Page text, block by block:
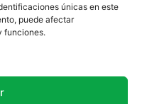
únicas en este
puede afectar
funciones.
de interés